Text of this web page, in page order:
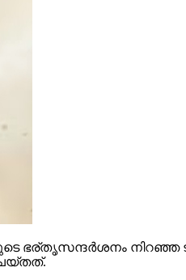
ഭര്തൃസന്ദര്‍ശനം നിറഞ്ഞ